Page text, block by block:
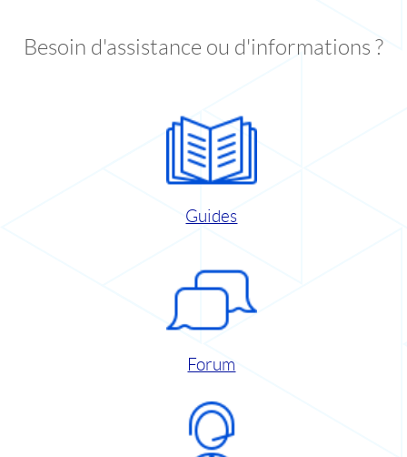
Besoin d'assistance ou d'informations ?
Guides
Forum